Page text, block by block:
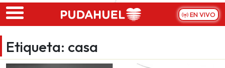
Skip to main content
EN VIVO
Etiqueta: casa